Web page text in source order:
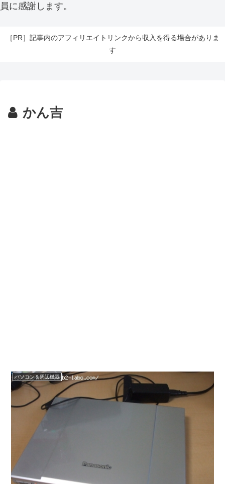
員に感謝します。
［PR］記事内のアフィリエイトリンクから収入を得る場合がありま
す
かん吉
パソコン＆周辺機器